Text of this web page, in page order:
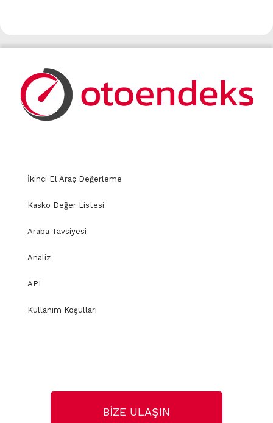
İkinci El Araç Değerleme
Kasko Değer Listesi
Araba Tavsiyesi
Analiz
API
Kullanım Koşulları
BİZE ULAŞIN